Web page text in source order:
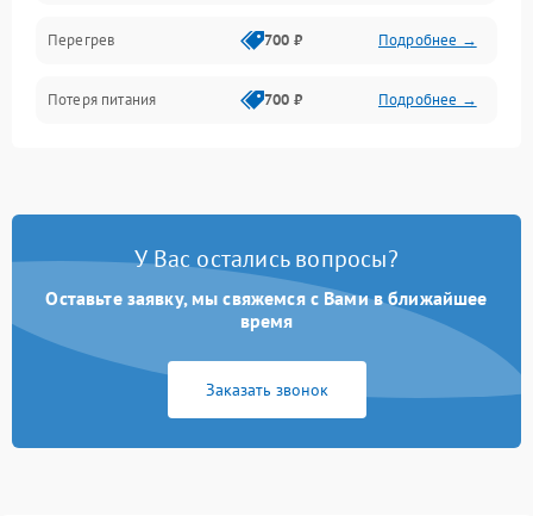
Перегрев 700 ₽ Подробнее →
Потеря питания 700 ₽ Подробнее →
У Вас остались вопросы?
Оставьте заявку, мы свяжемся с Вами в ближайшее
время
Заказать звонок